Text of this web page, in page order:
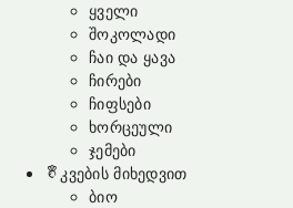
ყველი
შოკოლადი
ჩაი და ყავა
ჩირები
ჩიფსები
ხორცეული
ჯემები
კვების მიხედვით
ბიო